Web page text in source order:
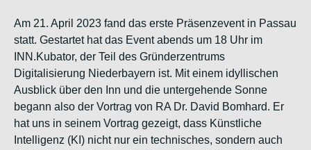
Am 21. April 2023 fand das erste Präsenzevent in Passau
statt. Gestartet hat das Event abends um 18 Uhr im
INN.Kubator, der Teil des Gründerzentrums
Digitalisierung Niederbayern ist. Mit einem idyllischen
Ausblick über den Inn und die untergehende Sonne
begann also der Vortrag von RA Dr. David Bomhard. Er
hat uns in seinem Vortrag gezeigt, dass Künstliche
Intelligenz (KI) nicht nur ein technisches, sondern auch